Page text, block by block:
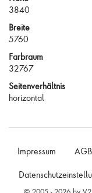
3840
Breite
5760
Farbraum
32767
Seitenverhältnis
horizontal
Impressum AGB